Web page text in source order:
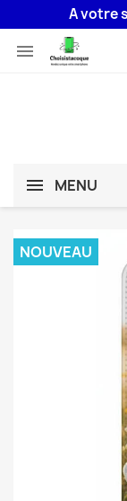
A votre

MENU
NOUVEAU